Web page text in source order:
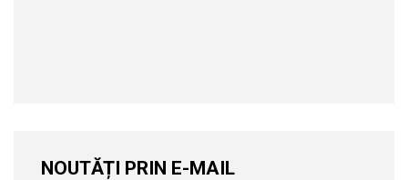
NOUTĂȚI PRIN E-MAIL